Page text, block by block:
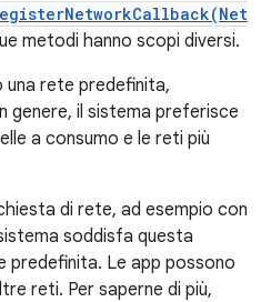
metodi hanno scopi diversi.
una rete predefinita,
genere, il sistema preferisce
a consumo e le reti più
di rete, ad esempio con
soddisfa questa
predefinita. Le app possono
reti. Per saperne di più,